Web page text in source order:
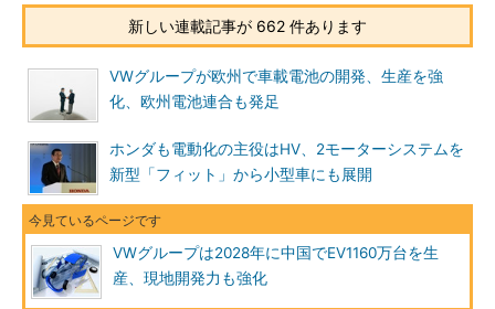
新しい連載記事が 662 件あります
VWグループが欧州で車載電池の開発、生産を強
化、欧州電池連合も発足
ホンダも電動化の主役はHV、2モーターシステムを
新型「フィット」から小型車にも展開
VWグループは2028年に中国でEV1160万台を生
産、現地開発力も強化